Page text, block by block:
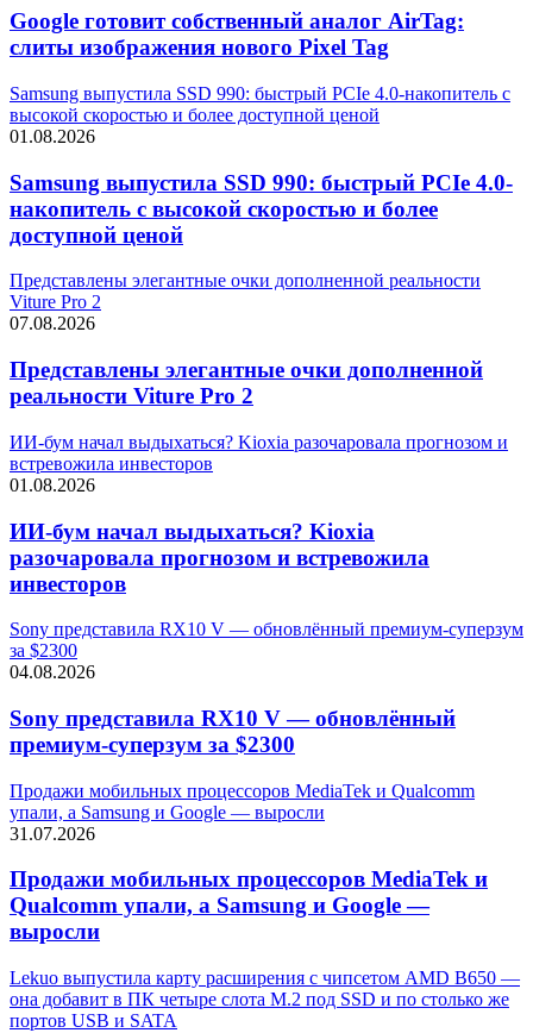
Google готовит собственный аналог AirTag:
слиты изображения нового Pixel Tag
Samsung выпустила SSD 990: быстрый PCIe 4.0-накопитель с
высокой скоростью и более доступной ценой
01.08.2026
Samsung выпустила SSD 990: быстрый PCIe 4.0-
накопитель с высокой скоростью и более
доступной ценой
Представлены элегантные очки дополненной реальности
Viture Pro 2
07.08.2026
Представлены элегантные очки дополненной
реальности Viture Pro 2
ИИ-бум начал выдыхаться? Kioxia разочаровала прогнозом и
встревожила инвесторов
01.08.2026
ИИ-бум начал выдыхаться? Kioxia
разочаровала прогнозом и встревожила
инвесторов
Sony представила RX10 V — обновлённый премиум-суперзум
за $2300
04.08.2026
Sony представила RX10 V — обновлённый
премиум-суперзум за $2300
Продажи мобильных процессоров MediaTek и Qualcomm
упали, а Samsung и Google — выросли
31.07.2026
Продажи мобильных процессоров MediaTek и
Qualcomm упали, а Samsung и Google —
выросли
Lekuo выпустила карту расширения с чипсетом AMD B650 —
она добавит в ПК четыре слота M.2 под SSD и по столько же
портов USB и SATA